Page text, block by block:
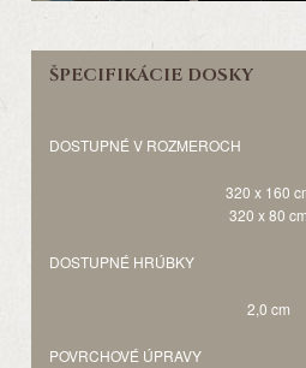
ŠPECIFIKÁCIE DOSKY
DOSTUPNÉ V ROZMEROCH
320 x 160
320 x 80 cm
DOSTUPNÉ HRÚBKY
2,0 cm
POVRCHOVÉ ÚPRAVY